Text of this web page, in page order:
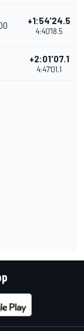
+1:54'24.5
4:40'18.5
+2:01'07.1
4:47'01.1